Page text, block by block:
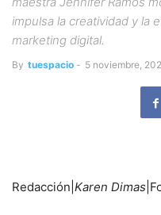
impulsa la creatividad y la
marketing digital.
By tuespacio - 5 noviembre,
Redacción| Karen Dimas